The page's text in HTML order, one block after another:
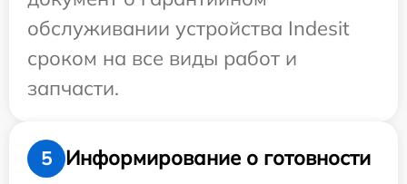
обслуживании устройства Indesit
сроком на все виды работ и
запчасти.
5
Информирование о готовности